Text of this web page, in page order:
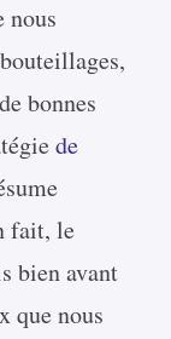
nous
bonnes
de
fait, le
bien avant
que nous